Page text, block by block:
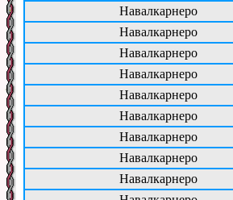
Навалкарнеро
Навалкарнеро
Навалкарнеро
Навалкарнеро
Навалкарнеро
Навалкарнеро
Навалкарнеро
Навалкарнеро
Навалкарнеро